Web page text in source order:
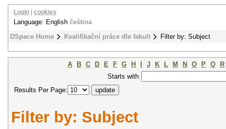
DSpace Home Kvalifikační práce dle fakult Filter by: Subject
Login cookies
Language: English čeština
A B C D E F G H J K L M N O P Q
R
Starts with
Results Per Page:
Filter by: Subject